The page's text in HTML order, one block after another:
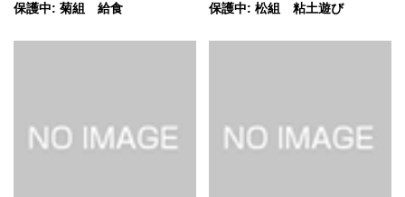
保護中: 菊組 給食 保護中: 松組 粘土遊び